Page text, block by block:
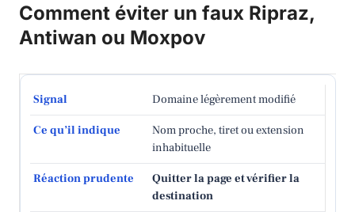
Comment éviter un faux Ripraz,
Antiwan ou Moxpov
Domaine légèrement modifié
Nom proche, tiret ou extension
inhabituelle
Quitter la page et vérifier la
destination